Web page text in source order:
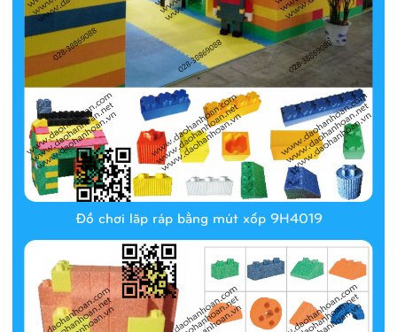
Đồ chơi lăp ráp bằng mút xốp 9H4019